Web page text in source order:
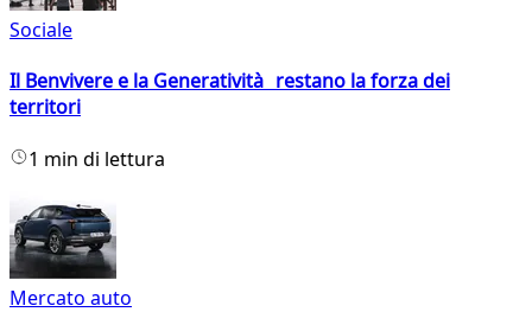
Sociale
Il Benvivere e la Generatività restano la forza dei
territori
1 min di lettura
Mercato auto